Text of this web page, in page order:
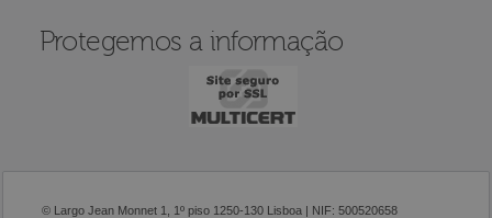
Protegemos a informação
© Largo Jean Monnet 1, 1º piso 1250-130 Lisboa | NIF: 500520658